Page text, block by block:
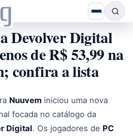
Devolver Digital
de R$ 53,99 na
confira a lista
Nuuvem iniciou uma nova
focada no catálogo da
Digital. Os jogadores de PC